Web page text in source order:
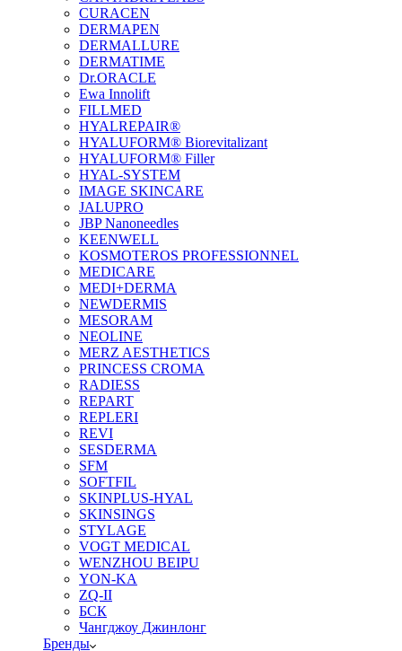
CURACEN
DERMAPEN
DERMALLURE
DERMATIME
Dr.ORACLE
Ewa Innolift
FILLMED
НYALREPAIR®
HYALUFORM® Biorevitalizant
HYALUFORM® Filler
HYAL-SYSTEM
IMAGE SKINCARE
JALUPRO
JBP Nanoneedles
KEENWELL
KOSMOTEROS PROFESSIONNEL
MEDICARE
MEDI+DERMA
NEWDERMIS
MESORAM
NEOLINE
MERZ AESTHETICS
PRINCESS CROMA
RADIESS
REPART
REPLERI
REVI
SESDERMA
SFM
SOFTFIL
SKINPLUS-HYAL
SKINSINGS
STYLAGE
VOGT MEDICAL
WENZHOU BEIPU
YON-KA
ZQ-II
БСК
Чангджоу Джинлонг
Бренды